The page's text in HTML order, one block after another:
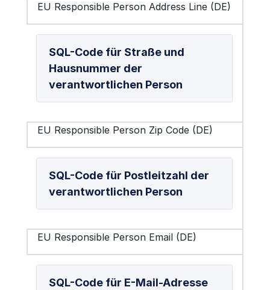
EU Responsible Person Address Line (DE)
SQL-Code für Straße und
Hausnummer der
verantwortlichen Person
EU Responsible Person Zip Code (DE)
SQL-Code für Postleitzahl der
verantwortlichen Person
EU Responsible Person Email (DE)
SQL-Code für E-Mail-Adresse